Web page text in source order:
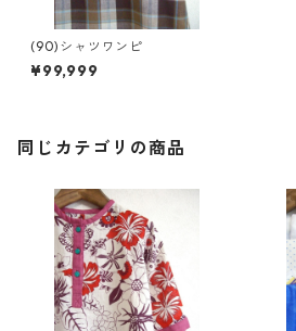
(90)シャツワンピ
¥99,999
同じカテゴリの商品